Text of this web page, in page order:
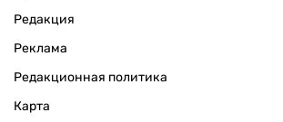
Редакция
Реклама
Редакционная политика
Карта